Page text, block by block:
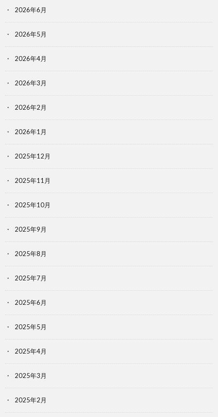
2026年6月
2026年5月
2026年4月
2026年3月
2026年2月
2026年1月
2025年12月
2025年11月
2025年10月
2025年9月
2025年8月
2025年7月
2025年6月
2025年5月
2025年4月
2025年3月
2025年2月